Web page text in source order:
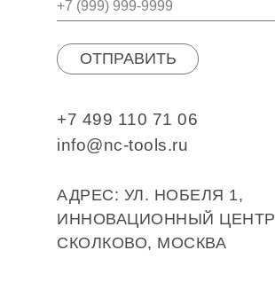
+7 499 110 71 06
info@nc-tools.ru
АДРЕС: УЛ. НОБЕЛЯ 1,
ИННОВАЦИОННЫЙ ЦЕНТР
СКОЛКОВО, МОСКВА
ОТПРАВИТЬ